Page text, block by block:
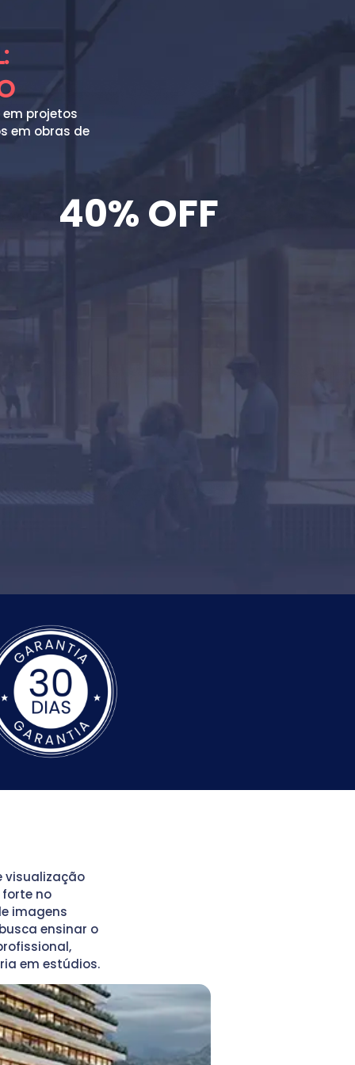
projetos
em obras de
40% OFF
visualização
no
imagens
ensinar o
em estúdios.